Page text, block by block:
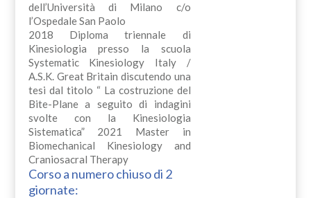
dell’Università di Milano c/o
l’Ospedale San Paolo
2018 Diploma triennale di
Kinesiologia presso la scuola
Systematic Kinesiology Italy /
A.S.K. Great Britain discutendo una
tesi dal titolo “ La costruzione del
Bite-Plane a seguito di indagini
svolte con la Kinesiologia
Sistematica” 2021 Master in
Biomechanical Kinesiology and
Craniosacral Therapy
Corso a numero chiuso di 2
giornate: